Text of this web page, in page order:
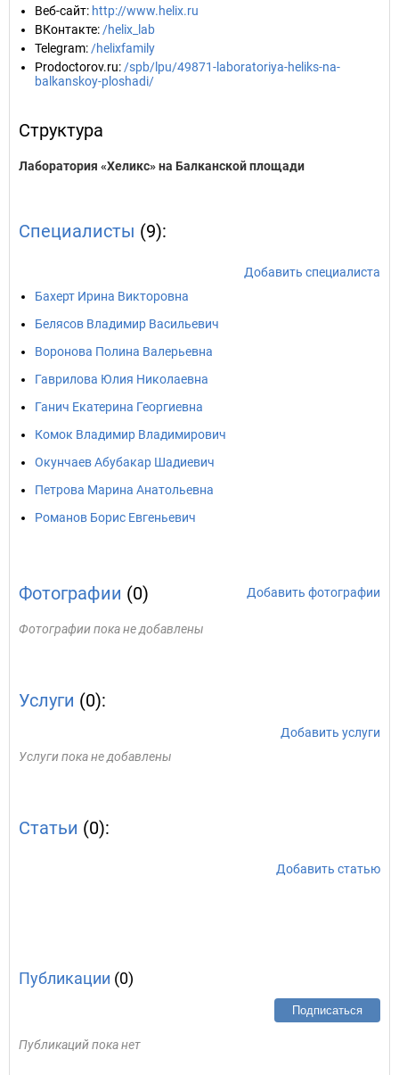
Веб-сайт: http://www.helix.ru
ВКонтакте: /helix_lab
Telegram: /helixfamily
Prodoctorov.ru: /spb/lpu/49871-laboratoriya-heliks-na-
balkanskoy-ploshadi/
Структура
Лаборатория «Хеликс» на Балканской площади
Специалисты (9):
Добавить специалиста
Бахерт Ирина Викторовна
Белясов Владимир Васильевич
Воронова Полина Валерьевна
Гаврилова Юлия Николаевна
Ганич Екатерина Георгиевна
Комок Владимир Владимирович
Окунчаев Абубакар Шадиевич
Петрова Марина Анатольевна
Романов Борис Евгеньевич
Фотографии (0) Добавить фотографии
Фотографии пока не добавлены
Услуги (0):
Добавить услуги
Услуги пока не добавлены
Статьи (0):
Добавить статью
Публикации (0)
Подписаться
Публикаций пока нет